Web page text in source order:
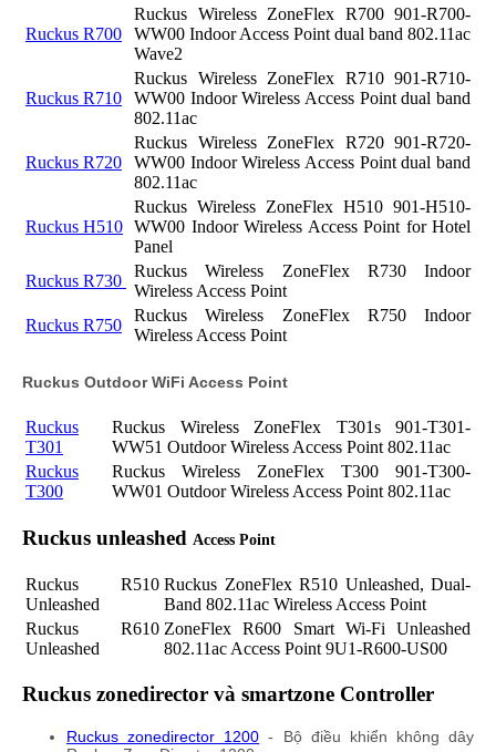
Ruckus R700
Ruckus Wireless ZoneFlex R700 901-R700-
WW00 Indoor Access Point dual band 802.11ac
Wave2
Ruckus R710
Ruckus Wireless ZoneFlex R710 901-R710-
WW00 Indoor Wireless Access Point dual band
802.11ac
Ruckus R720
Ruckus Wireless ZoneFlex R720 901-R720-
WW00 Indoor Wireless Access Point dual band
802.11ac
Ruckus H510
Ruckus Wireless ZoneFlex H510 901-H510-
WW00 Indoor Wireless Access Point for Hotel
Panel
Ruckus R730
Ruckus Wireless ZoneFlex R730 Indoor
Wireless Access Point
Ruckus R750
Ruckus Wireless ZoneFlex R750 Indoor
Wireless Access Point
Ruckus Outdoor WiFi Access Point
Ruckus
T301
Ruckus Wireless ZoneFlex T301s 901-T301-
WW51 Outdoor Wireless Access Point 802.11ac
Ruckus
T300
Ruckus Wireless ZoneFlex T300 901-T300-
WW01 Outdoor Wireless Access Point 802.11ac
Ruckus unleashed Access Point
Ruckus R510
Unleashed
Ruckus ZoneFlex R510 Unleashed, Dual-
Band 802.11ac Wireless Access Point
Ruckus R610
Unleashed
ZoneFlex R600 Smart Wi-Fi Unleashed
802.11ac Access Point 9U1-R600-US00
Ruckus zonedirector và smartzone Controller
Ruckus zonedirector 1200 - Bộ điều khiển không dây